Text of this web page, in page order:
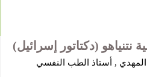
نتنياهو (دكتاتور إسرائيل)
, أستاذ الطب النفسي